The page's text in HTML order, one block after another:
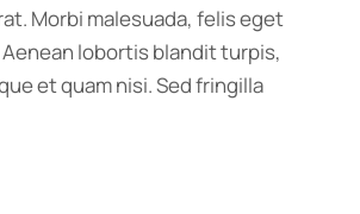
Morbi malesuada, felis eget
lobortis blandit turpis,
et quam nisi. Sed fringilla